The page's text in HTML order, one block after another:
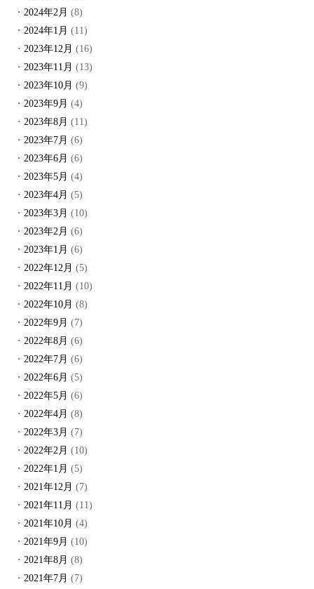
2024年2月 (8)
2024年1月 (11)
2023年12月 (16)
2023年11月 (13)
2023年10月 (9)
2023年9月 (4)
2023年8月 (11)
2023年7月 (6)
2023年6月 (6)
2023年5月 (4)
2023年4月 (5)
2023年3月 (10)
2023年2月 (6)
2023年1月 (6)
2022年12月 (5)
2022年11月 (10)
2022年10月 (8)
2022年9月 (7)
2022年8月 (6)
2022年7月 (6)
2022年6月 (5)
2022年5月 (6)
2022年4月 (8)
2022年3月 (7)
2022年2月 (10)
2022年1月 (5)
2021年12月 (7)
2021年11月 (11)
2021年10月 (4)
2021年9月 (10)
2021年8月 (8)
2021年7月 (7)